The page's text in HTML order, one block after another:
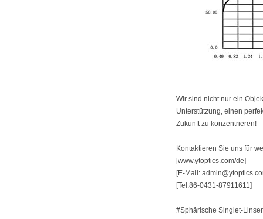
Wir sind nicht nur ein
Unterstützung, einen
Zukunft zu konzentrieren!
Kontaktieren Sie uns für
[www.ytoptics.com/de]
[E-Mail:
[Tel:86-0431-87911611]
#Sphärische Singlet-